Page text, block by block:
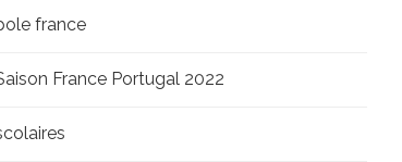
france
France Portugal 2022